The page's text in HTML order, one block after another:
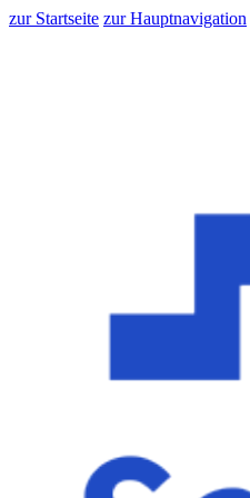
zur Startseite zur Hauptnavigation